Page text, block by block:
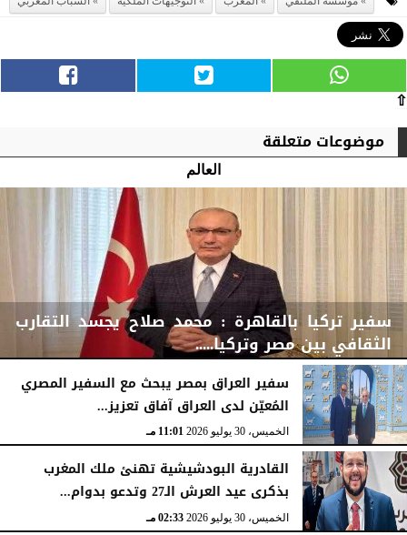
⇧
موضوعات متعلقة
العالم
سفير تركيا بالقاهرة : محمد صلاح يجسد التقارب
الثقافي بين مصر وتركيا.....
الخميس، 6 أغسطس 2026 04:03 مـ
سفير العراق بمصر يبحث مع السفير المصري
المُعيّن لدى العراق آفاق تعزيز...
الخميس، 30 يوليو 2026 11:01 مـ
القادرية البودشيشية تهنئ ملك المغرب
بذكرى عيد العرش الـ27 وتدعو بدوام...
الخميس، 30 يوليو 2026 02:33 مـ